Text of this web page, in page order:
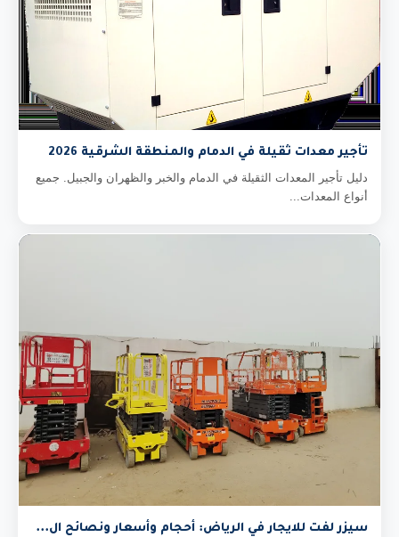
تأجير معدات ثقيلة في الدمام والمنطقة الشرقية 2026
دليل تأجير المعدات الثقيلة في الدمام والخبر والظهران والجبيل. جميع
أنواع المعدات...
سيزر لفت للايجار في الرياض: أحجام وأسعار ونصائح ال...